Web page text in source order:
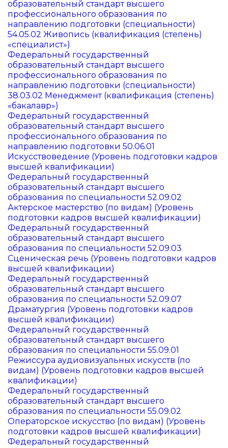
образовательный стандарт высшего
профессионального образования по
направлению подготовки (специальности)
54.05.02 Живопись (квалификация (степень)
«специалист»)
Федеральный государственный
образовательный стандарт высшего
профессионального образования по
направлению подготовки (специальности)
38.03.02 Менеджмент (квалификация (степень)
«бакалавр»)
Федеральный государственный
образовательный стандарт высшего
профессионального образования по
направлению подготовки 50.06.01
Искусствоведение (Уровень подготовки кадров
высшей квалификации)
Федеральный государственный
образовательный стандарт высшего
образования по специальности 52.09.02
Актерское мастерство (по видам) (Уровень
подготовки кадров высшей квалификации)
Федеральный государственный
образовательный стандарт высшего
образования по специальности 52.09.03
Сценическая речь (Уровень подготовки кадров
высшей квалификации)
Федеральный государственный
образовательный стандарт высшего
образования по специальности 52.09.07
Драматургия (Уровень подготовки кадров
высшей квалификации)
Федеральный государственный
образовательный стандарт высшего
образования по специальности 55.09.01
Режиссура аудиовизуальных искусств (по
видам) (Уровень подготовки кадров высшей
квалификации)
Федеральный государственный
образовательный стандарт высшего
образования по специальности 55.09.02
Операторское искусство (по видам) (Уровень
подготовки кадров высшей квалификации)
Федеральный государственный